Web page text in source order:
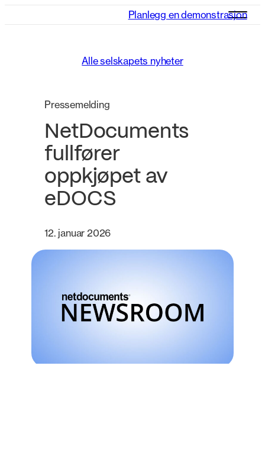
Planlegg en demonstrasjon
Alle selskapets nyheter
Pressemelding
NetDocuments
fullfører
oppkjøpet av
eDOCS
12. januar 2026